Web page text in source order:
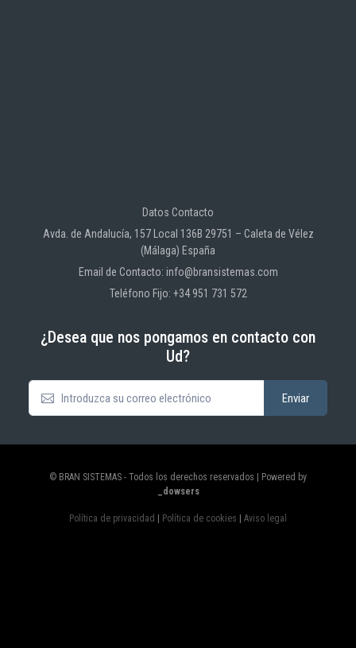
Datos Contacto
Avda. de Andalucía, 157 Local 136B 29751 – Caleta de Vélez
(Málaga) España
Email de Contacto: info@bransistemas.com
Teléfono Fijo: +34 951 731 572
¿Desea que nos pongamos en contacto con
Ud?
© BRAN SISTEMAS - Todos los derechos reservados | Powered by
_dowsers
Política de privacidad | Política de cookies | Aviso legal